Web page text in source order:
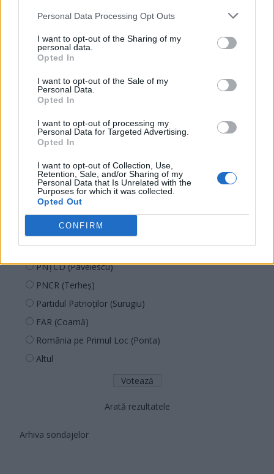
Personal Data Processing Opt Outs
I want to opt-out of the Sharing of my
personal data.
Opted In
I want to opt-out of the Sale of my
Personal Data.
Opted In
I want to opt-out of processing my
Personal Data for Targeted Advertising.
Opted In
I want to opt-out of Collection, Use,
Retention, Sale, and/or Sharing of my
Personal Data that Is Unrelated with the
Purposes for which it was collected.
Opted Out
CONFIRM
UDMR
PMP (Tomac)
Forța Dreptei (L. Orban)
PNȚMM
REPER
SENS
POT (Gavrilă)
PACE (Peia)
Acțiunea Conservatoare (Târziu)
PDF (Lazarus)
PUSL (D. Voiculescu)
PNȚCD (Pavelescu)
PNCR (Terheș)
Partidul Patrioților (Surugiu)
FAR (Coarnă)
România pe Primul Loc (Ponta)
Altul
Arată rezultatele
Arhiva sondajelor